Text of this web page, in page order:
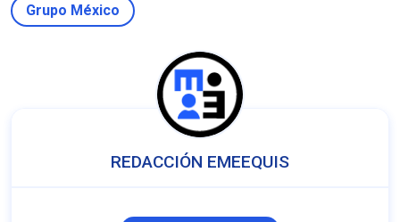
Grupo México
REDACCIÓN EMEEQUIS